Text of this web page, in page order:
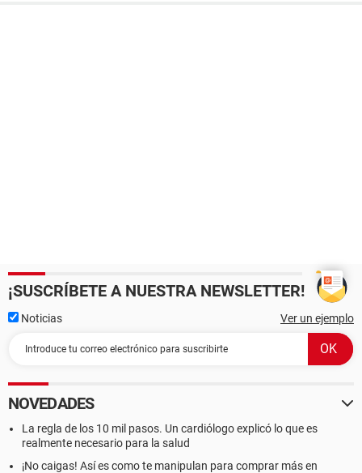
¡SUSCRÍBETE A NUESTRA NEWSLETTER!
Noticias Ver un ejemplo
NOVEDADES
La regla de los 10 mil pasos. Un cardiólogo explicó lo que es
realmente necesario para la salud
¡No caigas! Así es como te manipulan para comprar más en